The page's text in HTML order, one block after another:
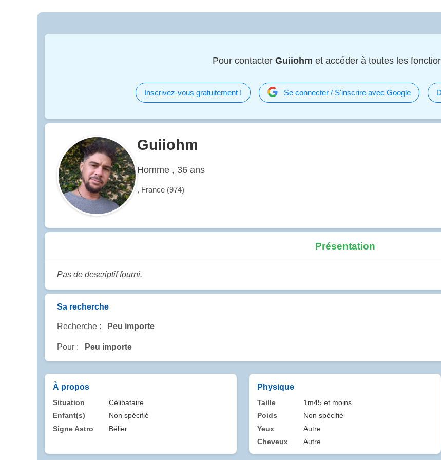
Pour contacter Guiiohm et accéder à toutes les
Inscrivez-vous gratuitement ! Se connecter / S'inscrire avec Google
Guiiohm
Homme , 36 ans
, France (974)
Présentation
Pas de descriptif fourni.
Sa recherche
Recherche : Peu importe
Pour : Peu importe
À propos
Situation
Célibataire
Enfant(s)
Non spécifié
Signe Astro
Bélier
Physique
Taille
1m45 et moins
Poids
Non spécifié
Yeux
Autre
Cheveux
Autre